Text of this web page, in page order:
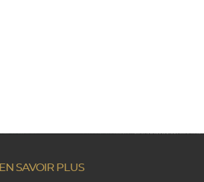
EN SAVOIR PLUS